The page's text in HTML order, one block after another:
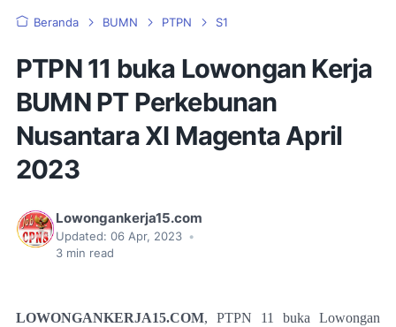
Beranda BUMN PTPN S1
PTPN 11 buka Lowongan Kerja
BUMN PT Perkebunan
Nusantara XI Magenta April
2023
Lowongankerja15.com
Updated: 06 Apr, 2023 •
3 min read
LOWONGANKERJA15.COM, PTPN 11 buka Lowongan